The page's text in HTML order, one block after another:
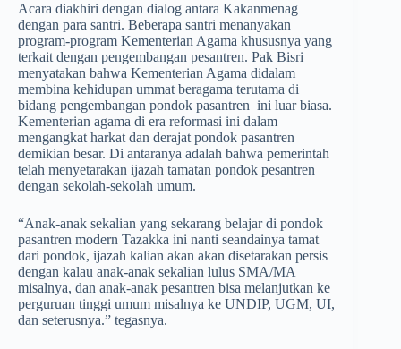
Acara diakhiri dengan dialog antara Kakanmenag
dengan para santri. Beberapa santri menanyakan
program-program Kementerian Agama khususnya yang
terkait dengan pengembangan pesantren. Pak Bisri
menyatakan bahwa Kementerian Agama didalam
membina kehidupan ummat beragama terutama di
bidang pengembangan pondok pasantren ini luar biasa.
Kementerian agama di era reformasi ini dalam
mengangkat harkat dan derajat pondok pasantren
demikian besar. Di antaranya adalah bahwa pemerintah
telah menyetarakan ijazah tamatan pondok pesantren
dengan sekolah-sekolah umum.
“Anak-anak sekalian yang sekarang belajar di pondok
pasantren modern Tazakka ini nanti seandainya tamat
dari pondok, ijazah kalian akan akan disetarakan persis
dengan kalau anak-anak sekalian lulus SMA/MA
misalnya, dan anak-anak pesantren bisa melanjutkan ke
perguruan tinggi umum misalnya ke UNDIP, UGM, UI,
dan seterusnya.” tegasnya.